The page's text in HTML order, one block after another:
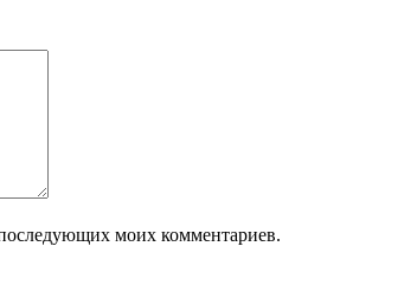
моих комментариев.